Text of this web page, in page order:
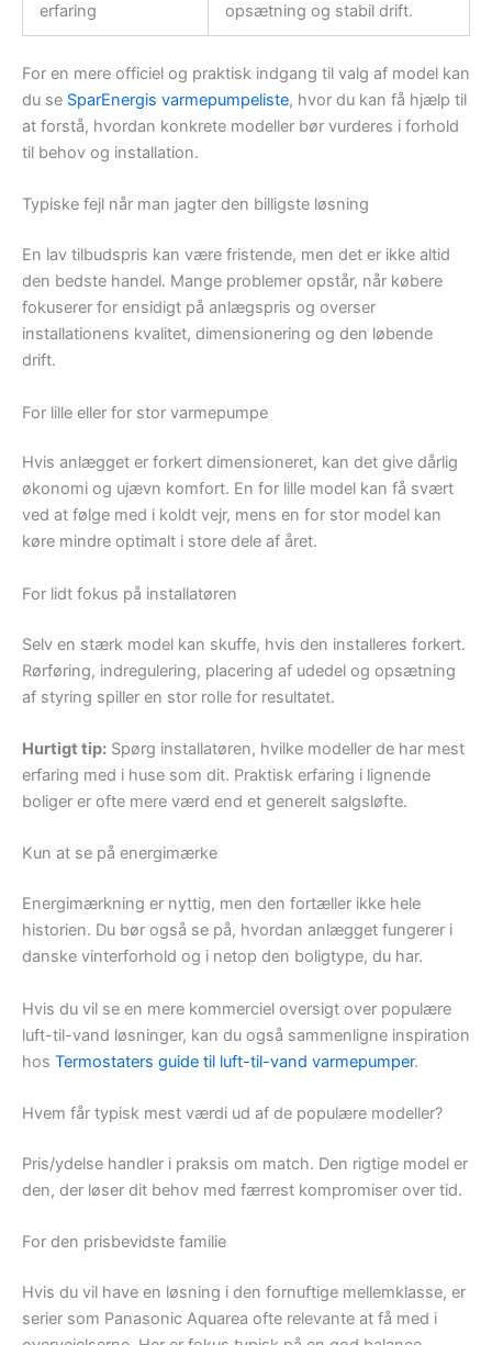
erfaring
opsætning og stabil drift.
For en mere officiel og praktisk indgang til valg af model kan
du se SparEnergis varmepumpeliste, hvor du kan få hjælp til
at forstå, hvordan konkrete modeller bør vurderes i forhold
til behov og installation.
Typiske fejl når man jagter den billigste løsning
En lav tilbudspris kan være fristende, men det er ikke altid
den bedste handel. Mange problemer opstår, når købere
fokuserer for ensidigt på anlægspris og overser
installationens kvalitet, dimensionering og den løbende
drift.
For lille eller for stor varmepumpe
Hvis anlægget er forkert dimensioneret, kan det give dårlig
økonomi og ujævn komfort. En for lille model kan få svært
ved at følge med i koldt vejr, mens en for stor model kan
køre mindre optimalt i store dele af året.
For lidt fokus på installatøren
Selv en stærk model kan skuffe, hvis den installeres forkert.
Rørføring, indregulering, placering af udedel og opsætning
af styring spiller en stor rolle for resultatet.
Hurtigt tip: Spørg installatøren, hvilke modeller de har mest
erfaring med i huse som dit. Praktisk erfaring i lignende
boliger er ofte mere værd end et generelt salgsløfte.
Kun at se på energimærke
Energimærkning er nyttig, men den fortæller ikke hele
historien. Du bør også se på, hvordan anlægget fungerer i
danske vinterforhold og i netop den boligtype, du har.
Hvis du vil se en mere kommerciel oversigt over populære
luft-til-vand løsninger, kan du også sammenligne inspiration
hos Termostaters guide til luft-til-vand varmepumper.
Hvem får typisk mest værdi ud af de populære modeller?
Pris/ydelse handler i praksis om match. Den rigtige model er
den, der løser dit behov med færrest kompromiser over tid.
For den prisbevidste familie
Hvis du vil have en løsning i den fornuftige mellemklasse, er
serier som Panasonic Aquarea ofte relevante at få med i